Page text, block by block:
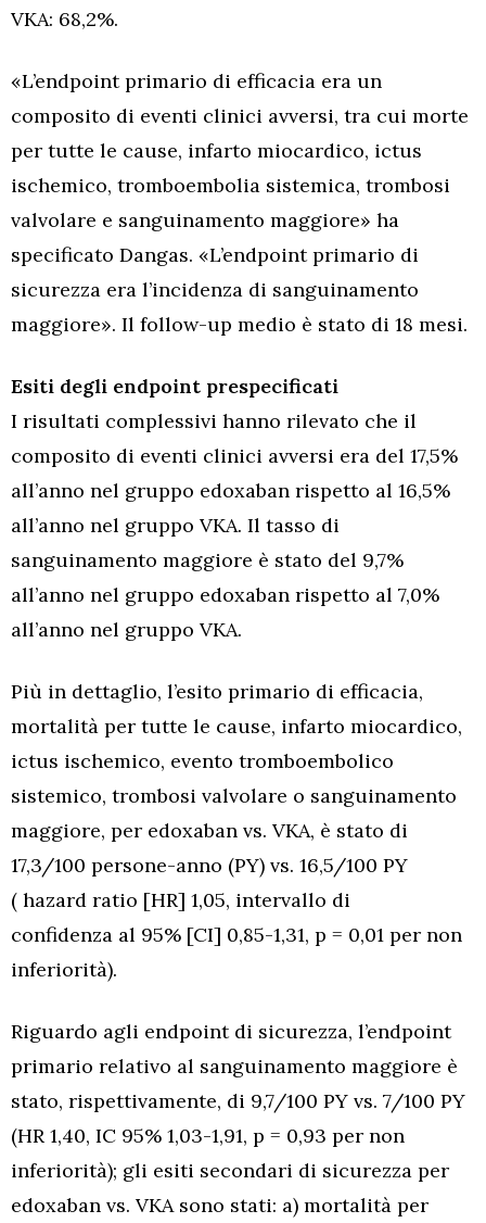
VKA: 68,2%.
«L’endpoint primario di efficacia era un
composito di eventi clinici avversi, tra cui morte
per tutte le cause, infarto miocardico, ictus
ischemico, tromboembolia sistemica, trombosi
valvolare e sanguinamento maggiore» ha
specificato Dangas. «L’endpoint primario di
sicurezza era l’incidenza di sanguinamento
maggiore». Il follow-up medio è stato di 18 mesi.
Esiti degli endpoint prespecificati
I risultati complessivi hanno rilevato che il
composito di eventi clinici avversi era del 17,5%
all’anno nel gruppo edoxaban rispetto al 16,5%
all’anno nel gruppo VKA. Il tasso di
sanguinamento maggiore è stato del 9,7%
all’anno nel gruppo edoxaban rispetto al 7,0%
all’anno nel gruppo VKA.
Più in dettaglio, l’esito primario di efficacia,
mortalità per tutte le cause, infarto miocardico,
ictus ischemico, evento tromboembolico
sistemico, trombosi valvolare o sanguinamento
maggiore, per edoxaban vs. VKA, è stato di
17,3/100 persone-anno (PY) vs. 16,5/100 PY
( hazard ratio [HR] 1,05, intervallo di
confidenza al 95% [CI] 0,85-1,31, p = 0,01 per non
inferiorità).
Riguardo agli endpoint di sicurezza, l’endpoint
primario relativo al sanguinamento maggiore è
stato, rispettivamente, di 9,7/100 PY vs. 7/100 PY
(HR 1,40, IC 95% 1,03-1,91, p = 0,93 per non
inferiorità); gli esiti secondari di sicurezza per
edoxaban vs. VKA sono stati: a) mortalità per